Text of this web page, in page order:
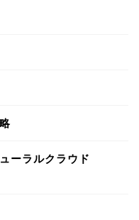
ーラルクラウド